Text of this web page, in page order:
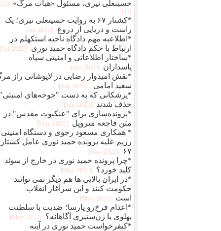
حسینعلی نیری، مسئول «هیات مرگ»
Jul]
*کشتار ۶۷ به روایت حسینعلی نیری؛ یک
راست و دریایی از دروغ
[2022 Jul]
*اطلاعیه مهم دادگاه ناحیه استکهلم در
ارتباط با حکم دادگاه حمید نوری
[2022 Jul]
*ساختار اطلاعاتی و امنیتی سپاه
پاسداران
[2022 Jun]
*نقش امیدوار رضایی در لاپوشانی راز
سعید امامی
[2022 Jun]
*پزشکانی که به دست "جوخه‌های
حذف شدند
[2022 Jun]
*پرونده‌سازی برای "عنکبوت مقدس" در
متن فاجعه متروپل
[2022 May]
* همکاری مسعود رجوی و دستگاه امنیتی
رژیم علیه پرونده حمید نوری عامل کشتار
۶۷
[2022 May]
*چرا پرونده حمید نوری در خارج از سوئد
کلید خورد؟
[2022 May]
*در ایران بالایی ها هم دیگر نمی توانند
حکومت کنند و این سرآغاز انقلاب
است
[2022 May]
*اعدام فرخ‌رو پارسا؛ ضديت با سلطنت
پهلوی يا زن‌ستيزی آگاهانه؟
[2022 May]
*کیفرخواست حمید نوری در آینه